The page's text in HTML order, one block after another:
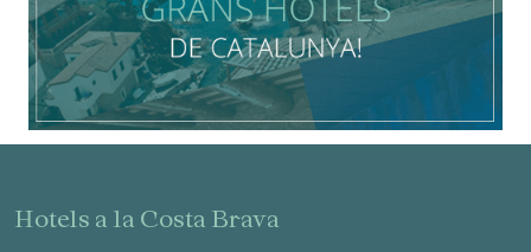
hotels a la Costa Brava